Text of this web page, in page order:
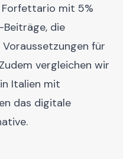
Forfettario mit 5%
Beiträge, die
für
vergleichen wir
Italien mit
das digitale